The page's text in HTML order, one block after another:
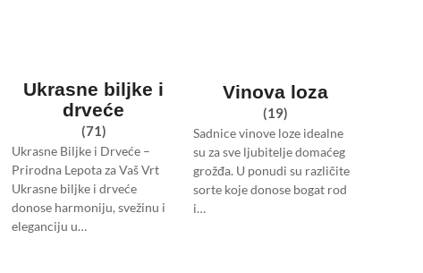
Ukrasne biljke i
drveće
(71)
Ukrasne Biljke i Drveće –
Prirodna Lepota za Vaš Vrt
Ukrasne biljke i drveće
donose harmoniju, svežinu i
eleganciju u…
Vinova loza
(19)
Sadnice vinove loze idealne
su za sve ljubitelje domaćeg
grožđa. U ponudi su različite
sorte koje donose bogat rod
i…